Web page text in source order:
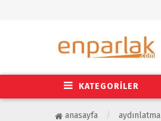
KATEGORİLER
anasayfa aydınlatma